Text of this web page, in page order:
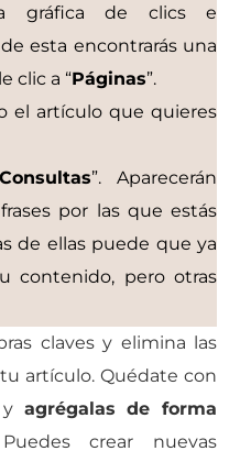
gráfica de clics e
esta encontrarás una
clic a “Páginas”.
el artículo que quieres
”. Aparecerán
por las que estás
de ellas puede que ya
contenido, pero otras
claves y elimina las
artículo. Quédate con
agrégalas de forma
crear nuevas